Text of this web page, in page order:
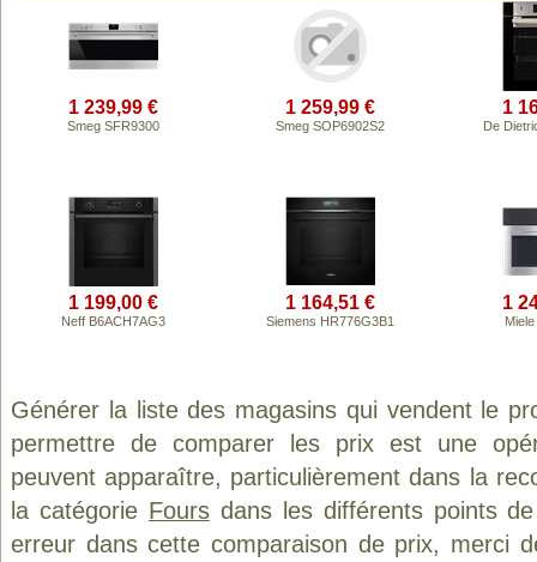
1 239,99 €
Smeg SFR9300
1 259,99 €
Smeg SOP6902S2
1
De
1 199,00 €
Neff B6ACH7AG3
1 164,51 €
Siemens HR776G3B1
1
Générer la liste des magasins qui vendent le
permettre de comparer les prix est une
peuvent apparaître, particulièrement dans la
la catégorie Foursdans les différents points
erreur dans cette comparaison de prix, merci